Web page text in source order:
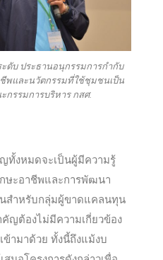
ดับ ประธานอนุกรรมการกำกับ
พและนวัตกรรมที่ใช้ชุมชนเป็น
กรรมการบริหาร กสศ.
ทั้งหมดจะเป็นผู้มีความรู้
ษะอาชีพและการพัฒนา
สำหรับกลุ่มผู้ขาดแคลนทุน
ญต้องไม่มีความเกี่ยวข้อง
ข้ามาด้วย ทั้งนี้ถึงแม้งบ